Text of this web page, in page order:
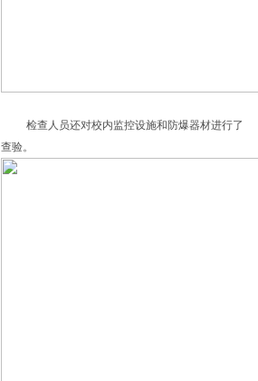
检查人员还对校内监控设施和防爆器材进行了
查验。